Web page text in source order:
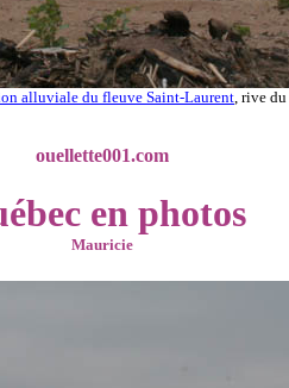
alluviale du fleuve Saint-Laurent, rive du
ouellette001.com
en photos
Mauricie